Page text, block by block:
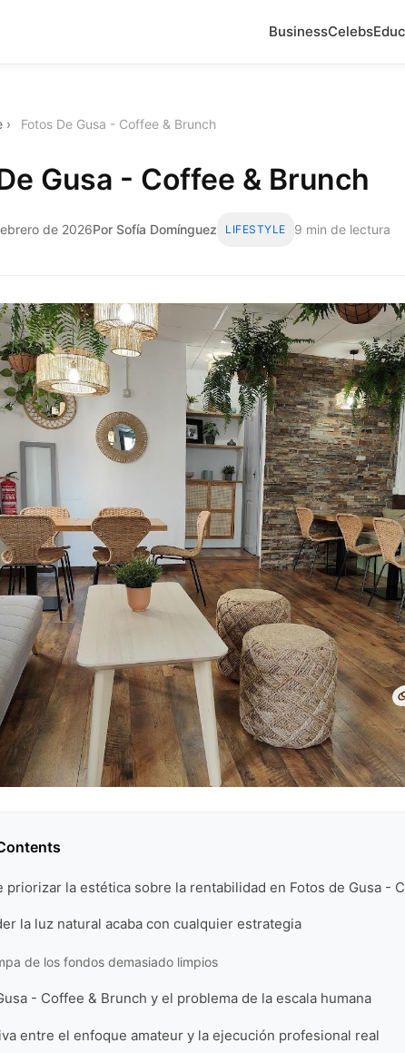
BusinessCelebs
› Fotos De Gusa - Coffee & Brunch
Gusa - Coffee & Brunch
de 2026Por Sofía Domínguez LIFESTYLE 9 min de lectura
priorizar la estética sobre la rentabilidad en Fotos de Gusa -
la luz natural acaba con cualquier estrategia
de los fondos demasiado limpios
- Coffee & Brunch y el problema de la escala humana
entre el enfoque amateur y la ejecución profesional real